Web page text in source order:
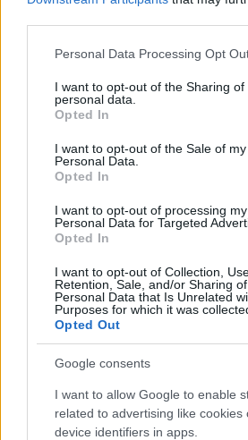
Please note that this website/app uses
not limited to your visit or usage
grant or deny consent to Google and
use your data for below specified
consent section.
Personal Data Processing Opt
I want to opt-out of the Sharing of
personal data.
Opted In
I want to opt-out of the Sale of my
Personal Data.
Opted In
I want to opt-out of processing my
Personal Data for Targeted
Opted In
I want to opt-out of Collection,
Retention, Sale, and/or Sharing
Personal Data that Is Unrelated
Purposes for which it was
Opted Out
Google consents
I want to allow Google to enable
related to advertising like cookies
device identifiers in apps.
Flórián téri
AJÁNLJUK MÉG
Paks II.: Mit jelent az 5. blokk új
felülvizsgálat árnyékában?